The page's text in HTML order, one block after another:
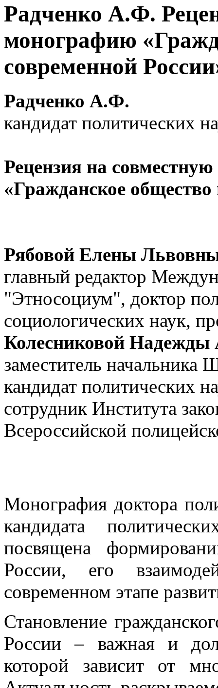
Радченко А.Ф.
монографию
современной
Радченко А.Ф.
кандидат политических
Рецензия на
«Гражданское
Рябовой Елены
главный редактор
"Этносоциум", доктор
социологических наук,
Колесниковой Надежды
заместитель
кандидат политических
сотрудник Института
Всероссийской
Монография доктора
кандидата
посвящена
России, его
современном этапе
Становление
России – важная и
которой зависит от